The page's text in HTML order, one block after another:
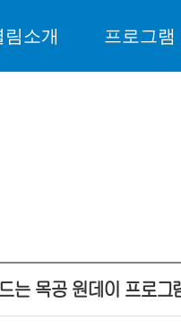
림소개 프로그램
는 목공 원데이 프로